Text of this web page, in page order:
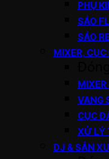
PHỤ
SÁO
SÁO
MIXER,
MIXER
VANG
CỤC
XỬ LÝ
DJ & SẢN